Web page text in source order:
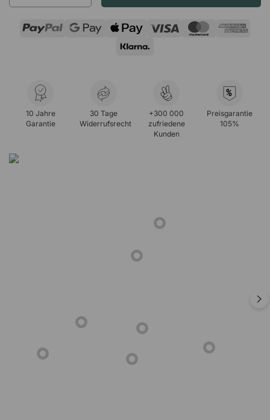
10 Jahre
Garantie
30 Tage
Widerrufsrecht
+300 000
zufriedene
Kunden
%
Preisgarantie
105%